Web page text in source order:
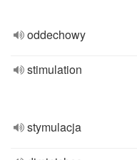
oddechowy
stimulation
stymulacja